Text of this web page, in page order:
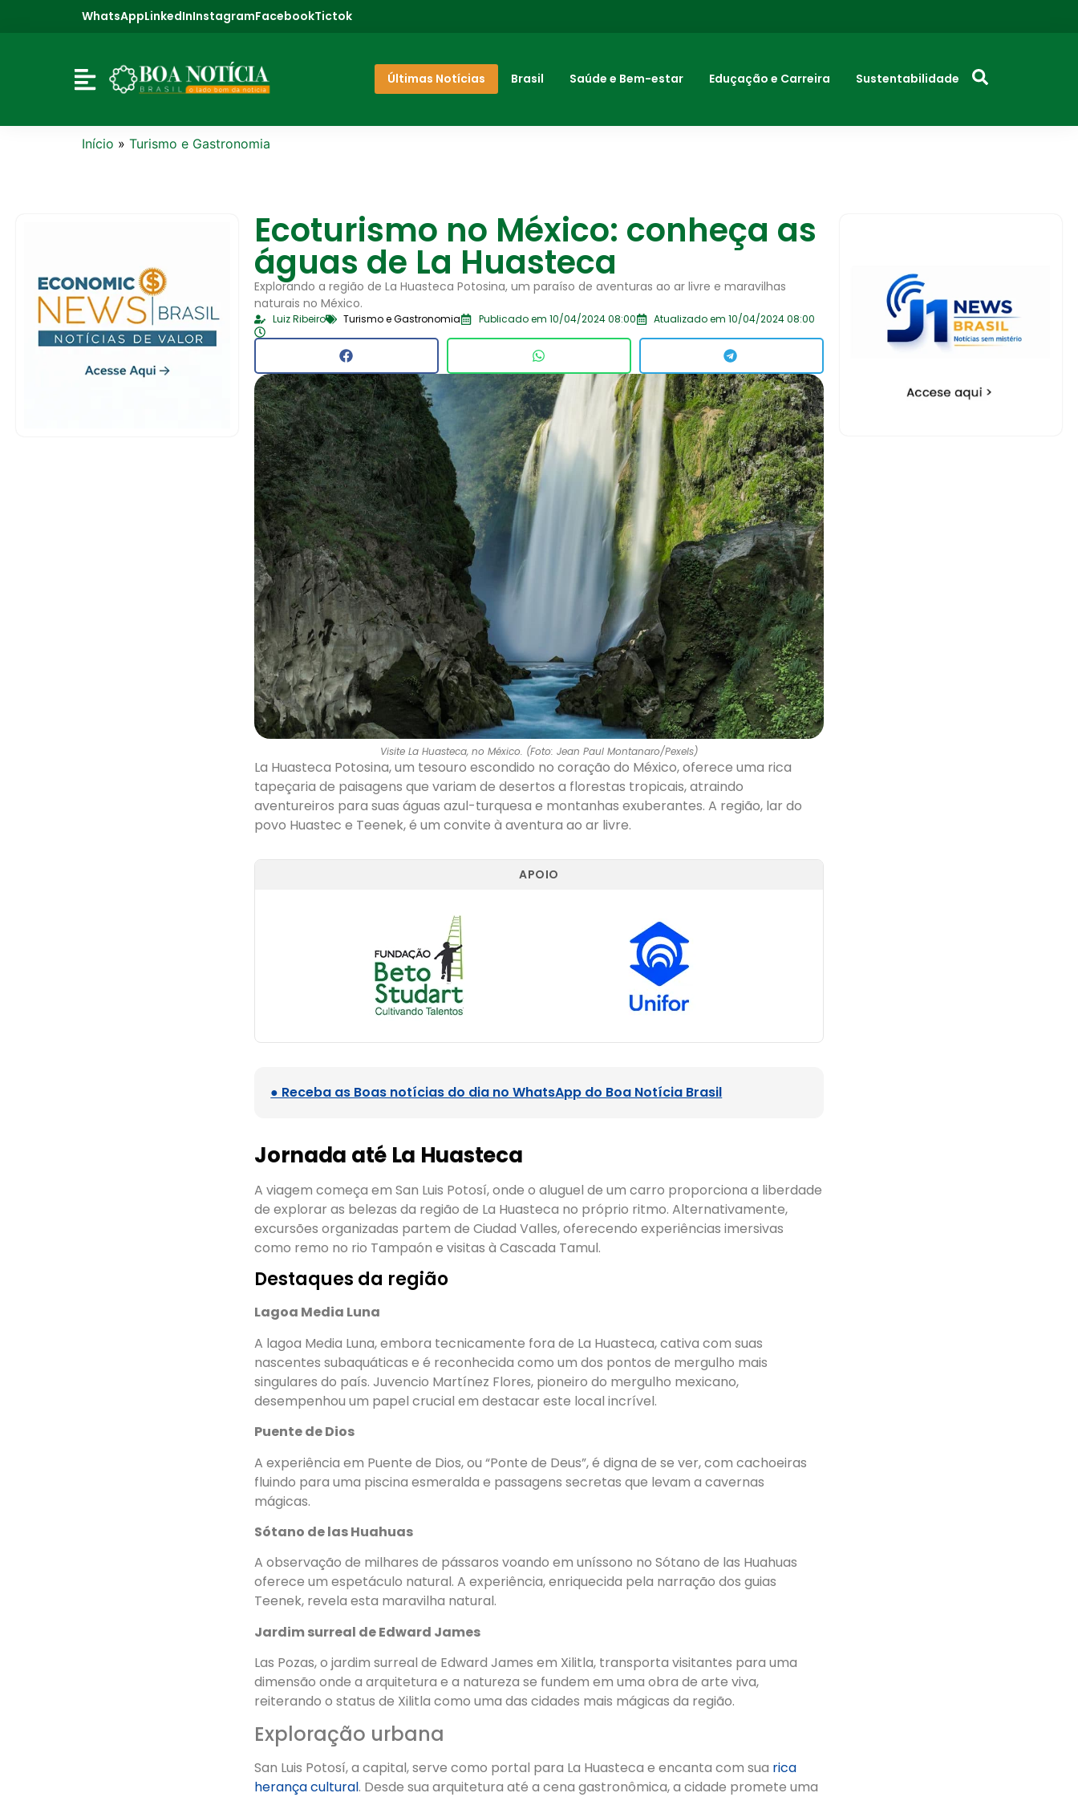
WhatsAppLinkedInInstagramFacebookTictok
Últimas Notícias Brasil Saúde e Bem-estar Eduçação e Carreira Sustentabilidade
Início » Turismo e Gastronomia
Ecoturismo no México: conheça as
águas de La Huasteca
Explorando a região de La Huasteca Potosina, um paraíso de aventuras ao ar livre e maravilhas
naturais no México.
Luiz Ribeiro Turismo e Gastronomia Publicado em 10/04/2024 08:00 Atualizado em 10/04/2024 08:00
Visite La Huasteca, no México. (Foto: Jean Paul Montanaro/Pexels)
La Huasteca Potosina, um tesouro escondido no coração do México, oferece uma rica
tapeçaria de paisagens que variam de desertos a florestas tropicais, atraindo
aventureiros para suas águas azul-turquesa e montanhas exuberantes. A região, lar do
povo Huastec e Teenek, é um convite à aventura ao ar livre.
APOIO
● Receba as Boas notícias do dia no WhatsApp do Boa Notícia Brasil
Jornada até La Huasteca
A viagem começa em San Luis Potosí, onde o aluguel de um carro proporciona a liberdade
de explorar as belezas da região de La Huasteca no próprio ritmo. Alternativamente,
excursões organizadas partem de Ciudad Valles, oferecendo experiências imersivas
como remo no rio Tampaón e visitas à Cascada Tamul.
Destaques da região
Lagoa Media Luna
A lagoa Media Luna, embora tecnicamente fora de La Huasteca, cativa com suas
nascentes subaquáticas e é reconhecida como um dos pontos de mergulho mais
singulares do país. Juvencio Martínez Flores, pioneiro do mergulho mexicano,
desempenhou um papel crucial em destacar este local incrível.
Puente de Dios
A experiência em Puente de Dios, ou “Ponte de Deus”, é digna de se ver, com cachoeiras
fluindo para uma piscina esmeralda e passagens secretas que levam a cavernas
mágicas.
Sótano de las Huahuas
A observação de milhares de pássaros voando em uníssono no Sótano de las Huahuas
oferece um espetáculo natural. A experiência, enriquecida pela narração dos guias
Teenek, revela esta maravilha natural.
Jardim surreal de Edward James
Las Pozas, o jardim surreal de Edward James em Xilitla, transporta visitantes para uma
dimensão onde a arquitetura e a natureza se fundem em uma obra de arte viva,
reiterando o status de Xilitla como uma das cidades mais mágicas da região.
Exploração urbana
San Luis Potosí, a capital, serve como portal para La Huasteca e encanta com sua rica
herança cultural. Desde sua arquitetura até a cena gastronômica, a cidade promete uma